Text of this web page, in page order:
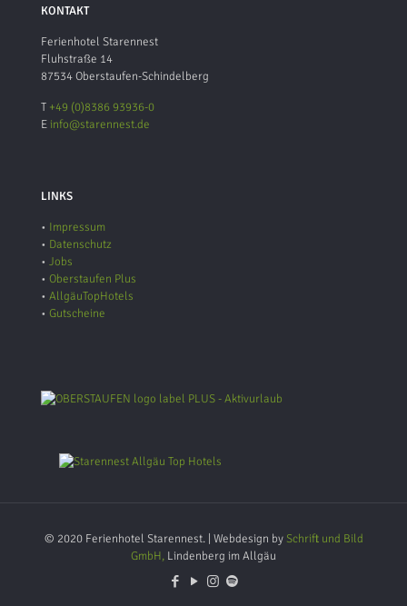
KONTAKT
Ferienhotel Starennest
Fluhstraße 14
87534 Oberstaufen-Schindelberg
T +49 (0)8386 93936-0
E info@starennest.de
LINKS
• Impressum
• Datenschutz
• Jobs
• Oberstaufen Plus
• AllgäuTopHotels
• Gutscheine
© 2020 Ferienhotel Starennest. | Webdesign by Schrift und Bild
GmbH, Lindenberg im Allgäu